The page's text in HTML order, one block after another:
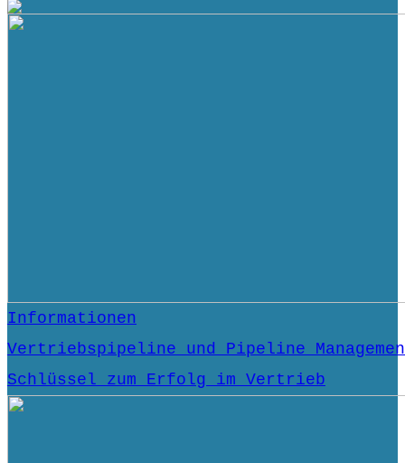
Informationen
Vertriebspipeline und Pipeline
Schlüssel zum Erfolg im Vertrieb